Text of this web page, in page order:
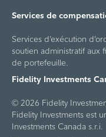
Services de
Services d’exécution
soutien administratif aux
de portefeuille.
Fidelity Investments
© 2026 Fidelity
Fidelity Investments est
Investments Canada s.r.i.